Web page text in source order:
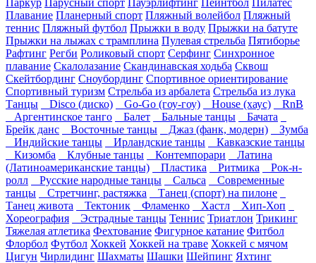
Паркур Парусный спорт Пауэрлифтинг Пейнтбол Пилатес
Плавание Планерный спорт Пляжный волейбол Пляжный
теннис Пляжный футбол Прыжки в воду Прыжки на батуте
Прыжки на лыжах с трамплина Пулевая стрельба Пятиборье
Рафтинг Регби Роликовый спорт Серфинг Синхронное
плавание Скалолазание Скандинавская ходьба Сквош
Скейтбординг Сноубординг Спортивное ориентирование
Спортивный туризм Стрельба из арбалета Стрельба из лука
Танцы
Disco (диско) Go-Go (гоу-гоу) House (хаус)
RnB
Аргентинское танго
Балет Бальные танцы
Бачата
Брейк данс
Восточные танцы Джаз (фанк, модерн)
Зумба
Индийские танцы
Ирландские танцы
Кавказские танцы
Кизомба
Клубные танцы Контемпорари
Латина
(Латиноамериканские танцы)
Пластика Ритмика
Рок-н-
ролл
Русские народные танцы Сальса
Современные
танцы
Стретчинг, растяжка
Танец (спорт) на пилоне
Танец живота
Тектоник Фламенко Хастл
Хип-Хоп
Хореография
Эстрадные танцы Теннис Триатлон Трикинг
Тяжелая атлетика Фехтование Фигурное катание Фитбол
Флорбол Футбол Хоккей Хоккей на траве Хоккей с мячом
Цигун Чирлидинг Шахматы Шашки Шейпинг Яхтинг